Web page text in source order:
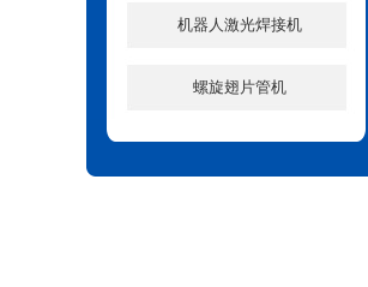
机器人激光焊接机
螺旋翅片管机